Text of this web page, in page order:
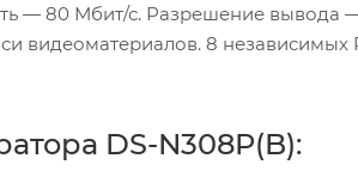
— 80 Мбит/с. Разрешение вывода
видеоматериалов. 8 независимых
DS-N308P(B):